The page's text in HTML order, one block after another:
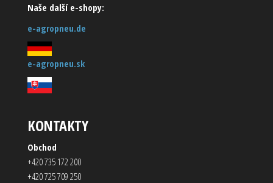
Naše další e-shopy:
e-agropneu.de
e-agropneu.sk
KONTAKTY
Obchod
+420 735 172 200
+420 725 709 250